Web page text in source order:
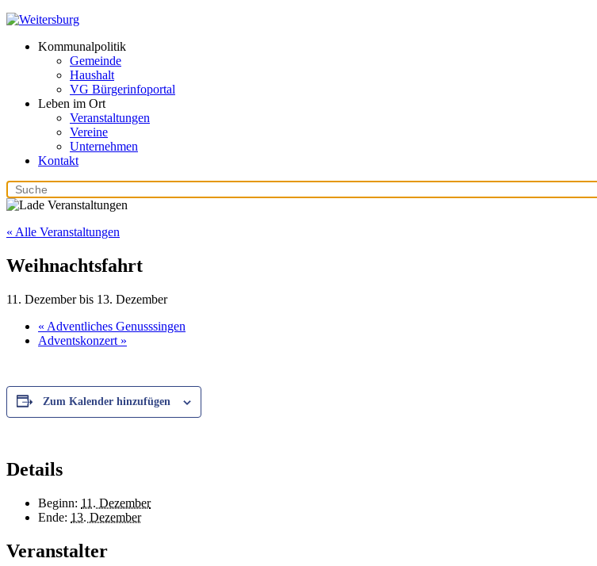
Kommunalpolitik
Gemeinde
Haushalt
VG Bürgerinfoportal
Leben im Ort
Veranstaltungen
Vereine
Unternehmen
Kontakt
« Alle Veranstaltungen
Weihnachtsfahrt
11. Dezemberbis 13. Dezember
« Adventliches Genusssingen
Adventskonzert »
Zum Kalender hinzufügen
Details
Beginn: 11. Dezember
Ende: 13. Dezember
Veranstalter